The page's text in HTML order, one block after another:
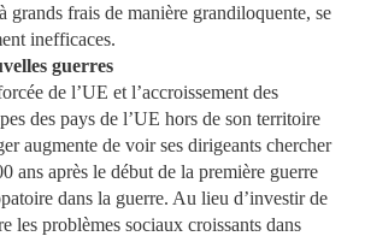
grands frais de manière grandiloquente, se
inefficaces.
guerres
de l’UE et l’accroissement des
des pays de l’UE hors de son territoire
augmente de voir ses dirigeants chercher
ans après le début de la première guerre
dans la guerre. Au lieu d’investir de
les problèmes sociaux croissants dans